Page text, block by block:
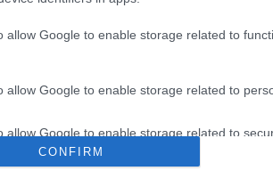
allow Google to enable storage related to
allow Google to enable storage related to
allow Google to enable storage related to
functionality and fraud prevention, and
CONFIRM